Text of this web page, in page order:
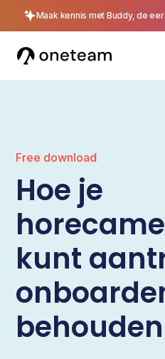
Maak kennis met Buddy, de
Free download
Hoe je
kunt
behouden